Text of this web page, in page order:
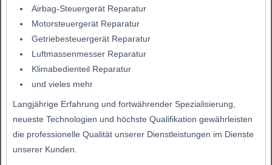
Airbag-Steuergerät Reparatur
Motorsteuergerät Reparatur
Getriebesteuergerät Reparatur
Luftmassenmesser Reparatur
Klimabedienteil Reparatur
und vieles mehr
Langjährige Erfahrung und fortwährender Spezialisierung,
neueste Technologien und höchste Qualifikation gewährleisten
die professionelle Qualität unserer Dienstleistungen im Dienste
unserer Kunden.